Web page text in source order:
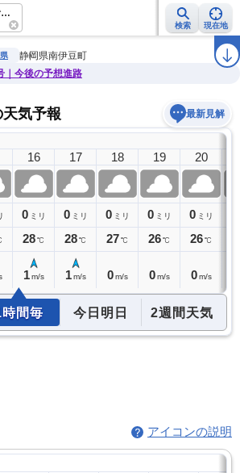
静岡県南伊豆町
検索 現在地
地震情報 ラ
静岡県南伊豆町
｜今後の予想進路
気予報 最新見解
16
0 ミリ
28℃
1 m/s
17
0 ミリ
28℃
1 m/s
18
0 ミリ
27℃
0 m/s
19
0 ミリ
26℃
0 m/s
20
0 ミリ
26℃
0 m/s
時間毎 今日明日 2週間天気
アイコンの説明